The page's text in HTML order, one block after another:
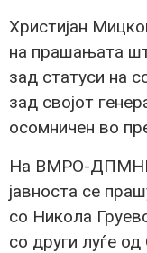
Христијан
на прашањата
зад статуси на
зад својот
осомничен во
На ВМРО-ДПМНЕ
јавноста се
со Никола
со други луѓе